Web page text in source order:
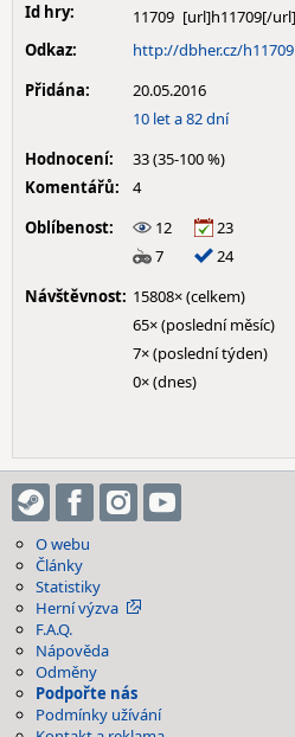
Id hry:
11709
Odkaz:
http://dbher.cz/h11709
Přidána:
20.05.2016
10 let a 82 dní
Hodnocení:
33 (35-100 %)
Komentářů:
4
Oblíbenost:
12
23
7
24
Návštěvnost: 15808× (celkem)
65× (poslední měsíc)
7× (poslední týden)
0× (dnes)
O webu
Články
Statistiky
Herní výzva
F.A.Q.
Nápověda
Odměny
Podpořte nás
Podmínky užívání